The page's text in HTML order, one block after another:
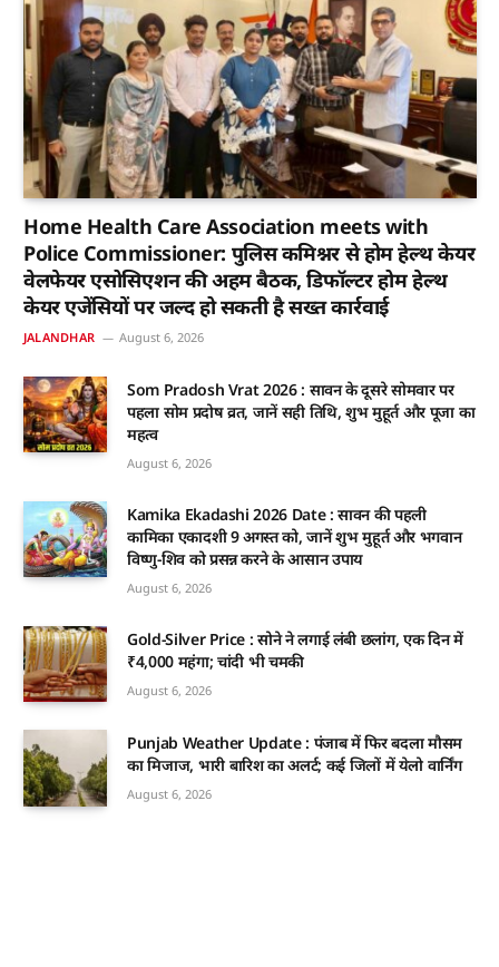
Home Health Care Association meets with
Police Commissioner: पुलिस कमिश्नर से होम हेल्थ केयर
वेलफेयर एसोसिएशन की अहम बैठक, डिफॉल्टर होम हेल्थ
केयर एजेंसियों पर जल्द हो सकती है सख्त कार्रवाई
JALANDHAR August 6, 2026
Som Pradosh Vrat 2026 : सावन के दूसरे सोमवार पर
पहला सोम प्रदोष व्रत, जानें सही तिथि, शुभ मुहूर्त और पूजा का
महत्व
August 6, 2026
Kamika Ekadashi 2026 Date : सावन की पहली
कामिका एकादशी 9 अगस्त को, जानें शुभ मुहूर्त और भगवान
विष्णु-शिव को प्रसन्न करने के आसान उपाय
August 6, 2026
Gold-Silver Price : सोने ने लगाई लंबी छलांग, एक दिन में
₹4,000 महंगा; चांदी भी चमकी
August 6, 2026
Punjab Weather Update : पंजाब में फिर बदला मौसम
का मिजाज, भारी बारिश का अलर्ट; कई जिलों में येलो वार्निंग
August 6, 2026